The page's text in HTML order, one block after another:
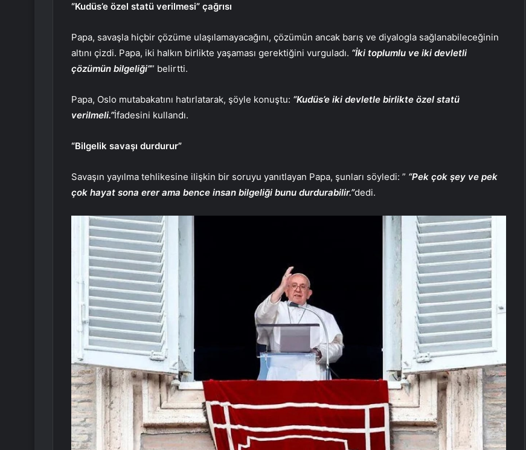
“Kudüs’e özel statü verilmesi” çağrısı
Papa, savaşla hiçbir çözüme ulaşılamayacağını, çözümün ancak barış ve diyalogla sağlanabileceğinin
altını çizdi. Papa, iki halkın birlikte yaşaması gerektiğini vurguladı. “İki toplumlu ve iki devletli
çözümün bilgeliği”” belirtti.
Papa, Oslo mutabakatını hatırlatarak, şöyle konuştu: “Kudüs’e iki devletle birlikte özel statü
verilmeli.”İfadesini kullandı.
“Bilgelik savaşı durdurur”
Savaşın yayılma tehlikesine ilişkin bir soruyu yanıtlayan Papa, şunları söyledi: ” “Pek çok şey ve pek
çok hayat sona erer ama bence insan bilgeliği bunu durdurabilir.”dedi.